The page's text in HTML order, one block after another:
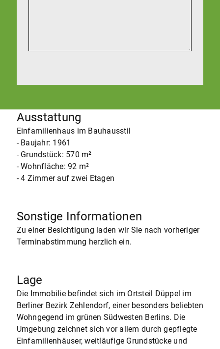
Ausstattung
Einfamilienhaus im Bauhausstil
- Baujahr: 1961
- Grundstück: 570 m²
- Wohnfläche: 92 m²
- 4 Zimmer auf zwei Etagen
Sonstige Informationen
Zu einer Besichtigung laden wir Sie nach vorheriger
Terminabstimmung herzlich ein.
Lage
Die Immobilie befindet sich im Ortsteil Düppel im
Berliner Bezirk Zehlendorf, einer besonders beliebten
Wohngegend im grünen Südwesten Berlins. Die
Umgebung zeichnet sich vor allem durch gepflegte
Einfamilienhäuser, weitläufige Grundstücke und